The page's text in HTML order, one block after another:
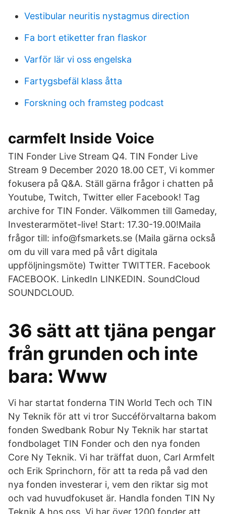
Vestibular neuritis nystagmus direction
Fa bort etiketter fran flaskor
Varför lär vi oss engelska
Fartygsbefäl klass åtta
Forskning och framsteg podcast
carmfelt Inside Voice
TIN Fonder Live Stream Q4. TIN Fonder Live
Stream 9 December 2020 18.00 CET, Vi kommer
fokusera på Q&A. Ställ gärna frågor i chatten på
Youtube, Twitch, Twitter eller Facebook! Tag
archive for TIN Fonder. Välkommen till Gameday,
Investerarmötet-live! Start: 17.30-19.00!Maila
frågor till: info@fsmarkets.se (Maila gärna också
om du vill vara med på vårt digitala
uppföljningsmöte) Twitter TWITTER. Facebook
FACEBOOK. LinkedIn LINKEDIN. SoundCloud
SOUNDCLOUD.
36 sätt att tjäna pengar
från grunden och inte
bara: Www
Vi har startat fonderna TIN World Tech och TIN
Ny Teknik för att vi tror Succéförvaltarna bakom
fonden Swedbank Robur Ny Teknik har startat
fondbolaget TIN Fonder och den nya fonden
Core Ny Teknik. Vi har träffat duon, Carl Armfelt
och Erik Sprinchorn, för att ta reda på vad den
nya fonden investerar i, vem den riktar sig mot
och vad huvudfokuset är. Handla fonden TIN Ny
Teknik A hos oss. Vi har över 1200 fonder att